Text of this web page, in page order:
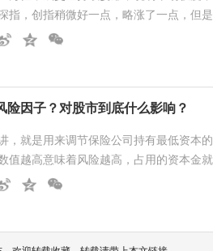
指，创指稍微好一点，略涨了一点，但
花智控，中际旭创，新易盛，天孚通信，
险因子？对股市到底什么影响？
，就是用来调节保险公司持有最低资本
值越高意味着风险越高，占用的资本金